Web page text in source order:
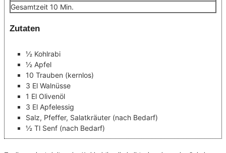
Gesamtzeit 10 Minuten
Min.
Zutaten
½ Kohlrabi
½ Apfel
10 Trauben (kernlos)
3 El Walnüsse
1 El Olivenöl
3 El Apfelessig
Salz, Pfeffer, Salatkräuter (nach Bedarf)
½ Tl Senf (nach Bedarf)